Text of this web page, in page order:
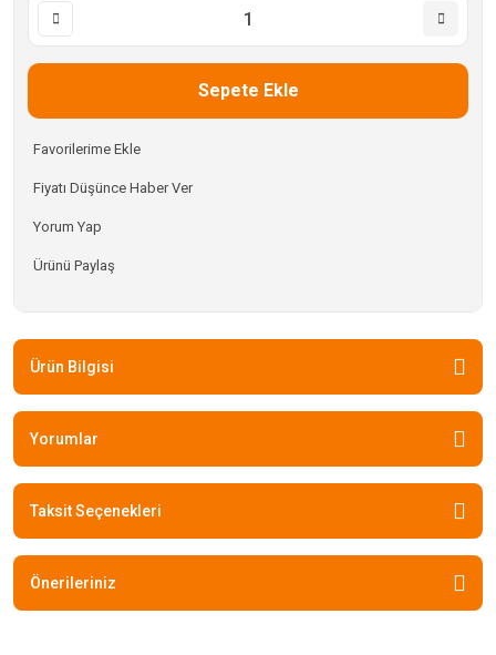
Sepete Ekle
Fiyatı Düşünce Haber Ver
Yorum Yap
Ürünü Paylaş
Ürün Bilgisi
Yorumlar
Taksit Seçenekleri
Önerileriniz